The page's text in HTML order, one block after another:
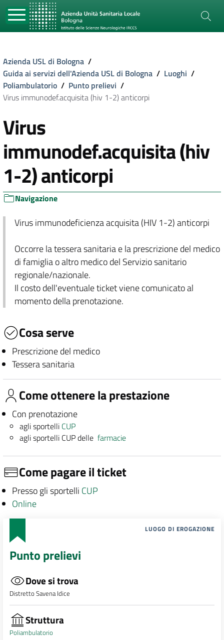
Azienda USL di Bologna /
Guida ai servizi dell'Azienda USL di Bologna / Luoghi /
Poliambulatorio / Punto prelievi /
Virus immunodef.acquisita (hiv 1-2) anticorpi
Virus
immunodef.acquisita (hiv
1-2) anticorpi
Navigazione
Virus immunodeficienza acquisita (HIV 1-2) anticorpi
Occorre la tessera sanitaria e la prescrizione del medico
di famiglia o altro medico del Servizio sanitario
regionale/nazionale.
Il costo dell'eventuale ticket viene comunicato al
momento della prenotazione.
Cosa serve
Prescrizione del medico
Tessera sanitaria
Come ottenere la prestazione
Con prenotazione
agli sportelli CUP
agli sportelli CUP dellefarmacie
Come pagare il ticket
Presso gli sportelli CUP
Online
LUOGO DI EROGAZIONE
Punto prelievi
Dove si trova
Distretto Savena Idice
Struttura
Poliambulatorio